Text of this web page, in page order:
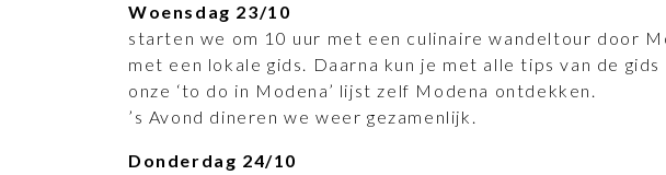
Woensdag 23/10
starten we om 10 uur met een culinaire wandeltour door
met een lokale gids. Daarna kun je met alle tips van de gids
onze ‘to do in Modena’ lijst zelf Modena ontdekken.
’s Avond dineren we weer gezamenlijk.
Donderdag 24/10